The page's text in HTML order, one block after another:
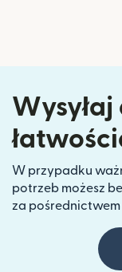
W przypadku
potrzeb możesz
za